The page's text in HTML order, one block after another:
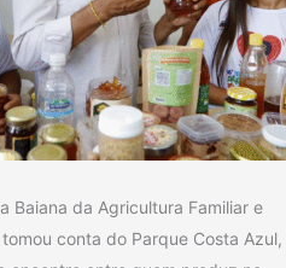
Baiana da Agricultura Familiar e
conta do Parque Costa Azul,